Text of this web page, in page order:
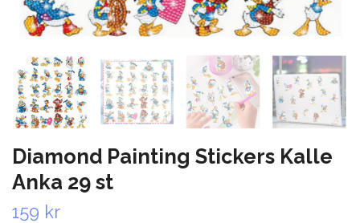
Diamond Painting Stickers Kalle
Anka 29 st
159 kr